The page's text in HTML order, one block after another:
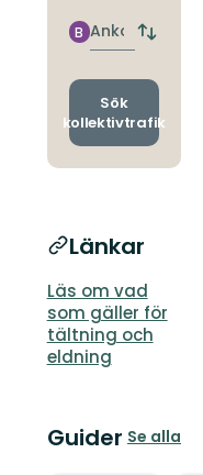
Ankomst
B
Byt
och
Sök
kollektivtrafik
Länkar
Läs om vad
som gäller för
tältning och
eldning
Guider Se alla